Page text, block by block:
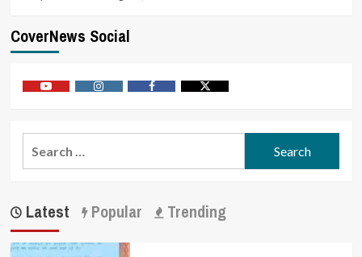
CoverNews Social
Latest Popular Trending